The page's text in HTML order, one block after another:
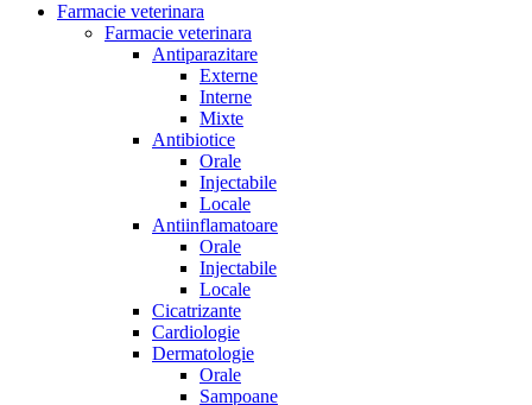
Farmacie veterinara
Farmacie veterinara
Antiparazitare
Externe
Interne
Mixte
Antibiotice
Orale
Injectabile
Locale
Antiinflamatoare
Orale
Injectabile
Locale
Cicatrizante
Cardiologie
Dermatologie
Orale
Sampoane